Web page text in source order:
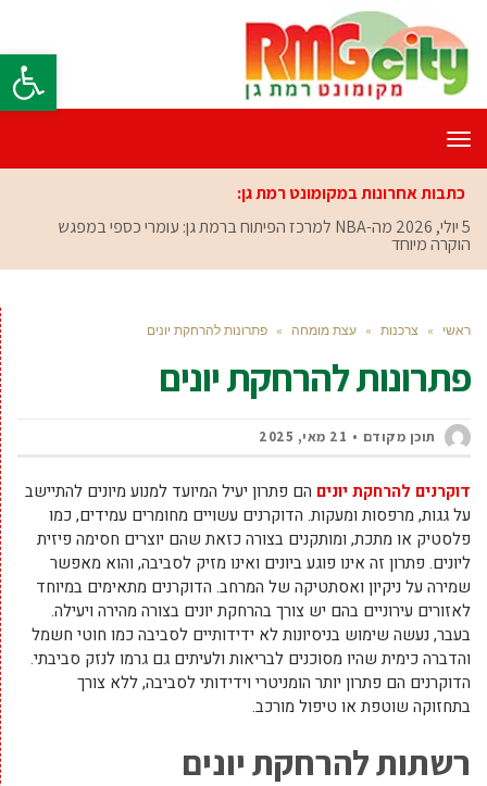
פתח
תפריט
כתבות אחרונות במקומונט רמת גן:
5 יולי, 2026
מה-NBA למרכז הפיתוח ברמת גן: עומרי כספי במפגש
הוקרה מיוחד
ראשי » צרכנות » עצת מומחה » פתרונות להרחקת יונים
פתרונות להרחקת יונים
תוכן מקודם 21 מאי, 2025
דוקרנים להרחקת יונים הם פתרון יעיל המיועד למנוע מיונים להתיישב
על גגות, מרפסות ומעקות. הדוקרנים עשויים מחומרים עמידים, כמו
פלסטיק או מתכת, ומותקנים בצורה כזאת שהם יוצרים חסימה פיזית
ליונים. פתרון זה אינו פוגע ביונים ואינו מזיק לסביבה, והוא מאפשר
שמירה על ניקיון ואסתטיקה של המרחב. הדוקרנים מתאימים במיוחד
לאזורים עירוניים בהם יש צורך בהרחקת יונים בצורה מהירה ויעילה.
בעבר, נעשה שימוש בניסיונות לא ידידותיים לסביבה כמו חוטי חשמל
והדברה כימית שהיו מסוכנים לבריאות ולעיתים גם גרמו לנזק סביבתי.
הדוקרנים הם פתרון יותר הומניטרי וידידותי לסביבה, ללא צורך
בתחזוקה שוטפת או טיפול מורכב.
רשתות להרחקת יונים